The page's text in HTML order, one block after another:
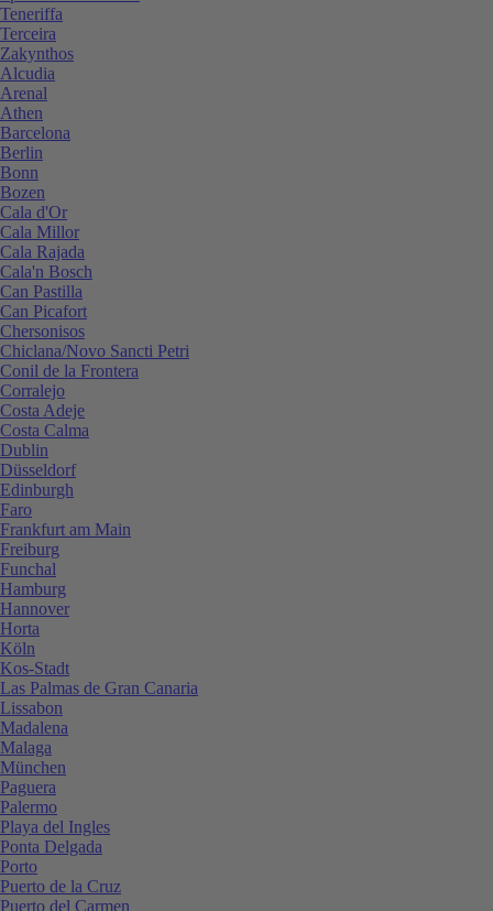
Teneriffa
Terceira
Zakynthos
Alcudia
Arenal
Athen
Barcelona
Berlin
Bonn
Bozen
Cala d'Or
Cala Millor
Cala Rajada
Cala'n Bosch
Can Pastilla
Can Picafort
Chersonisos
Chiclana/Novo Sancti Petri
Conil de la Frontera
Corralejo
Costa Adeje
Costa Calma
Dublin
Düsseldorf
Edinburgh
Faro
Frankfurt am Main
Freiburg
Funchal
Hamburg
Hannover
Horta
Köln
Kos-Stadt
Las Palmas de Gran Canaria
Lissabon
Madalena
Malaga
München
Paguera
Palermo
Playa del Ingles
Ponta Delgada
Porto
Puerto de la Cruz
Puerto del Carmen